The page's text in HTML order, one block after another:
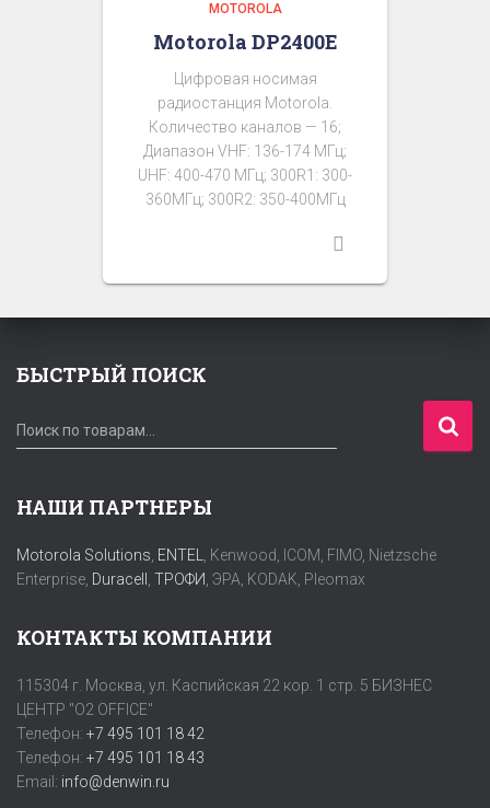
MOTOROLA
Motorola DP2400E
Цифровая носимая
радиостанция Motorola.
Количество каналов — 16;
Диапазон VHF: 136-174 МГц;
UHF: 400-470 МГц; 300R1: 300-
360МГц; 300R2: 350-400МГц
БЫСТРЫЙ ПОИСК
И
с
т
:
Поиск по товарам…
НАШИ ПАРТНЕРЫ
Motorola Solutions ENTEL
, Kenwood, ICOM, FIMO, Nietzsche
Enterprise, Duracell ТРОФИ , ЭРА, KODAK, Pleomax
КОНТАКТЫ КОМПАНИИ
115304 г. Москва, ул. Каспийская 22 кор. 1 стр. 5 БИЗНЕС
ЦЕНТР "O2 OFFICE"
Телефон: +7 495 101 18 42
Телефон: +7 495 101 18 43
Email: info@denwin.ru